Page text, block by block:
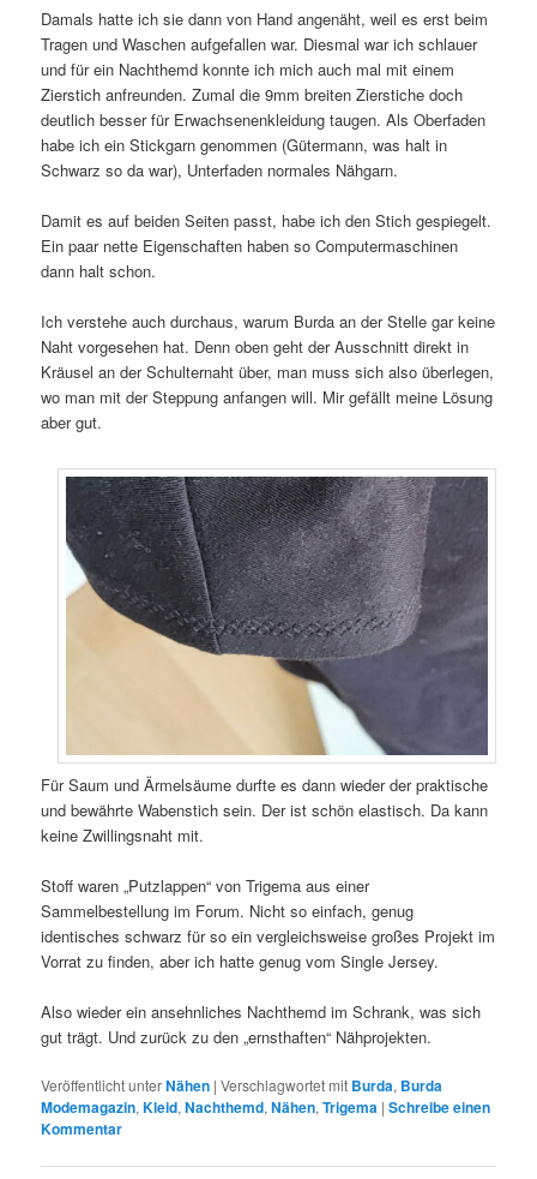
Damals hatte ich sie dann von Hand angenäht, weil es erst beim
Tragen und Waschen aufgefallen war. Diesmal war ich schlauer
und für ein Nachthemd konnte ich mich auch mal mit einem
Zierstich anfreunden. Zumal die 9mm breiten Zierstiche doch
deutlich besser für Erwachsenenkleidung taugen. Als Oberfaden
habe ich ein Stickgarn genommen (Gütermann, was halt in
Schwarz so da war), Unterfaden normales Nähgarn.
Damit es auf beiden Seiten passt, habe ich den Stich gespiegelt.
Ein paar nette Eigenschaften haben so Computermaschinen
dann halt schon.
Ich verstehe auch durchaus, warum Burda an der Stelle gar keine
Naht vorgesehen hat. Denn oben geht der Ausschnitt direkt in
Kräusel an der Schulternaht über, man muss sich also überlegen,
wo man mit der Steppung anfangen will. Mir gefällt meine Lösung
aber gut.
Für Saum und Ärmelsäume durfte es dann wieder der praktische
und bewährte Wabenstich sein. Der ist schön elastisch. Da kann
keine Zwillingsnaht mit.
Stoff waren „Putzlappen“ von Trigema aus einer
Sammelbestellung im Forum. Nicht so einfach, genug
identisches schwarz für so ein vergleichsweise großes Projekt im
Vorrat zu finden, aber ich hatte genug vom Single Jersey.
Also wieder ein ansehnliches Nachthemd im Schrank, was sich
gut trägt. Und zurück zu den „ernsthaften“ Nähprojekten.
Veröffentlicht unterNähen |Verschlagwortet mit Burda, Burda
Modemagazin,Kleid,Nachthemd,Nähen,Trigema |Schreibe einen
Kommentar